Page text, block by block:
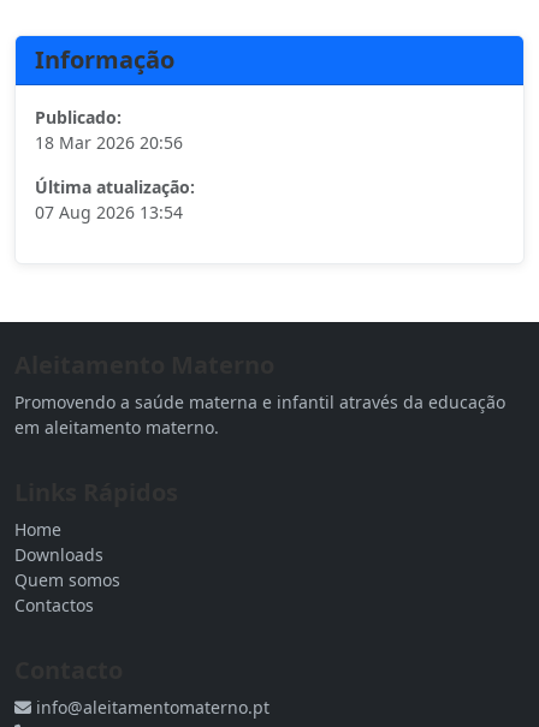
Informação
Publicado:
18 Mar 2026 20:56
Última atualização:
07 Aug 2026 13:54
Promovendo a saúde materna e infantil através da educação
em aleitamento materno.
Home
Downloads
Quem somos
Contactos
info@aleitamentomaterno.pt